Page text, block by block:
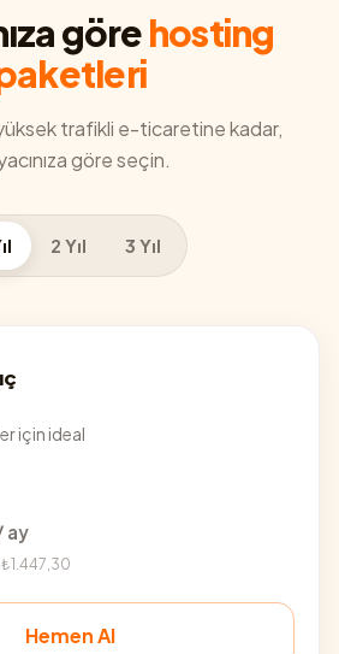
görehosting
trafikli e-ticaretine kadar,
göre seçin.
2 Yıl 3 Yıl
için ideal
ay
₺1.447,30
Hemen Al